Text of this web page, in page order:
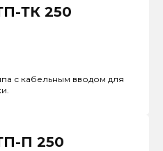
ТК 250
с кабельным вводом для
П 250